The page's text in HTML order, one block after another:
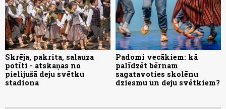
Skrēja, pakrita, salauza
potīti - atskaņas no
pielijušā deju svētku
stadiona
Padomi vecākiem: kā
palīdzēt bērnam
sagatavoties skolēnu
dziesmu un deju svētkiem?